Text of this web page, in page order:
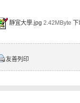
靜宜大學.jpg 2.42MByte
友善列印